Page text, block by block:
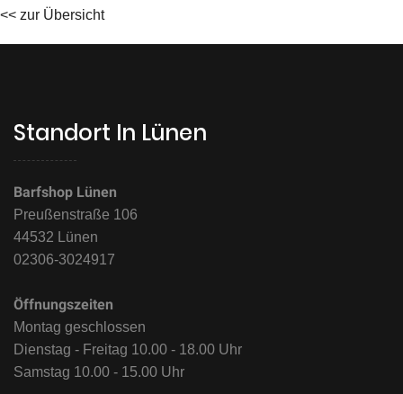
<< zur Übersicht
Standort In Lünen
Barfshop Lünen
Preußenstraße 106
44532 Lünen
02306-3024917
Öffnungszeiten
Montag geschlossen
Dienstag - Freitag 10.00 - 18.00 Uhr
Samstag 10.00 - 15.00 Uhr